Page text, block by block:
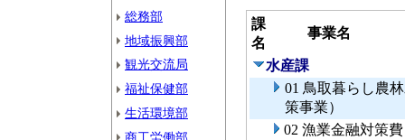
総務部
地域振興部
観光交流局
福祉保健部
生活環境部
商工労働部
課
名
事業名
水産課
01 鳥取暮らし農
策事業）
02 漁業金融対策